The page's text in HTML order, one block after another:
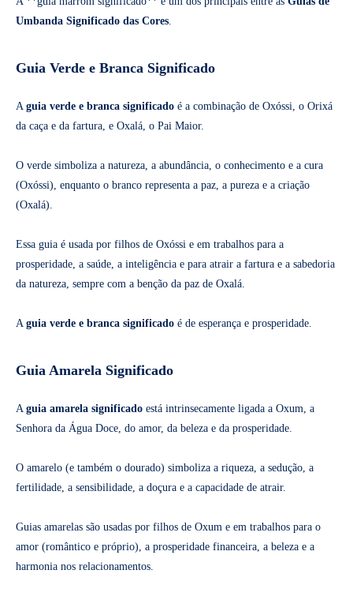
Umbanda Significado das Cores.
Guia Verde e Branca Significado
A guia verde e branca significado é a combinação de Oxóssi, o Orixá
da caça e da fartura, e Oxalá, o Pai Maior.
O verde simboliza a natureza, a abundância, o conhecimento e a cura
(Oxóssi), enquanto o branco representa a paz, a pureza e a criação
(Oxalá).
Essa guia é usada por filhos de Oxóssi e em trabalhos para a
prosperidade, a saúde, a inteligência e para atrair a fartura e a sabedoria
da natureza, sempre com a benção da paz de Oxalá.
A guia verde e branca significado é de esperança e prosperidade.
Guia Amarela Significado
A guia amarela significado está intrinsecamente ligada a Oxum, a
Senhora da Água Doce, do amor, da beleza e da prosperidade.
O amarelo (e também o dourado) simboliza a riqueza, a sedução, a
fertilidade, a sensibilidade, a doçura e a capacidade de atrair.
Guias amarelas são usadas por filhos de Oxum e em trabalhos para o
amor (romântico e próprio), a prosperidade financeira, a beleza e a
harmonia nos relacionamentos.